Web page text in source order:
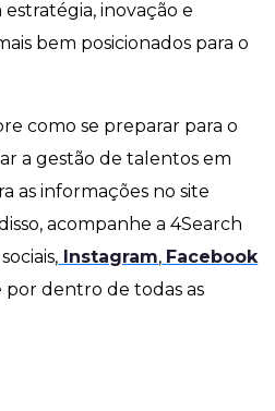
inovação e
bem posicionados para o
como se preparar para o
a gestão de talentos em
as informações no site
acompanhe a 4Search
Instagram, Facebook
por dentro de todas as